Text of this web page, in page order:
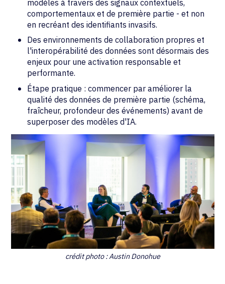
modèles à travers des signaux contextuels,
comportementaux et de première partie - et non
en recréant des identifiants invasifs.
Des environnements de collaboration propres et
l'interopérabilité des données sont désormais des
enjeux pour une activation responsable et
performante.
Étape pratique : commencer par améliorer la
qualité des données de première partie (schéma,
fraîcheur, profondeur des événements) avant de
superposer des modèles d'IA.
crédit photo : Austin Donohue